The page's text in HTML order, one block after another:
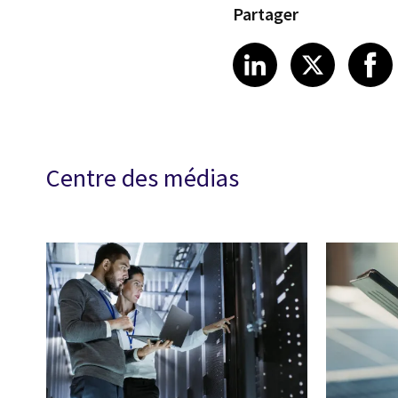
Partager
Share article
LinkedIn
Share
X
Centre des médias